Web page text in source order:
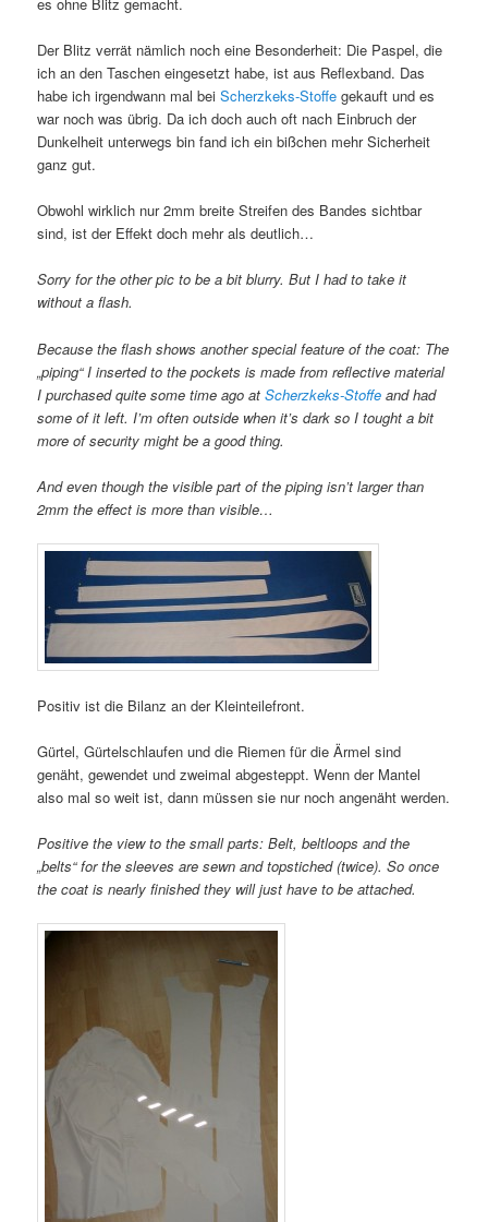
Der Blitz verrät nämlich noch eine Besonderheit: Die Paspel, die
ich an den Taschen eingesetzt habe, ist aus Reflexband. Das
habe ich irgendwann mal beiScherzkeks-Stoffe gekauft und es
war noch was übrig. Da ich doch auch oft nach Einbruch der
Dunkelheit unterwegs bin fand ich ein bißchen mehr Sicherheit
ganz gut.
Obwohl wirklich nur 2mm breite Streifen des Bandes sichtbar
sind, ist der Effekt doch mehr als deutlich…
Sorry for the other pic to be a bit blurry. But I had to take it
without a flash.
Because the flash shows another special feature of the coat: The
„piping“ I inserted to the pockets is made from reflective material
I purchased quite some time ago atScherzkeks-Stoffe and had
some of it left. I’m often outside when it’s dark so I tought a bit
more of security might be a good thing.
And even though the visible part of the piping isn’t larger than
2mm the effect is more than visible…
Positiv ist die Bilanz an der Kleinteilefront.
Gürtel, Gürtelschlaufen und die Riemen für die Ärmel sind
genäht, gewendet und zweimal abgesteppt. Wenn der Mantel
also mal so weit ist, dann müssen sie nur noch angenäht werden.
Positive the view to the small parts: Belt, beltloops and the
„belts“ for the sleeves are sewn and topstiched (twice). So once
the coat is nearly finished they will just have to be attached.